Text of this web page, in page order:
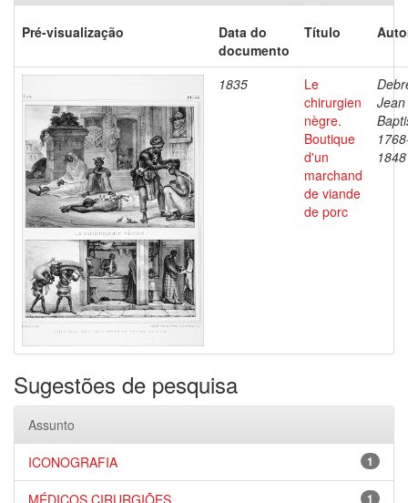
Pré-visualização
Data do
documento
Título
1835
Le
chirurgien
nègre.
Boutique
d'un
marchand
de viande
de porc
Jean
1848
Sugestões de pesquisa
Assunto
1
ICONOGRAFIA
1
MÉDICOS CIRURGIÕES